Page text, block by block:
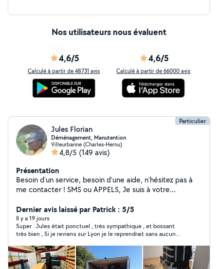
Nos utilisateurs nous évaluent
4,6/5
Calculé à partir de 48731 avis
4,6/5
Calculé à partir de 66000 avis
Particulier
Jules Florian
Déménagement, Manutention
Villeurbanne (Charles-Hernu)
4,8/5 (149 avis)
Présentation
Besoin d'un service, besoin d'une aide, n'hésitez pas à
me contacter ! SMS ou APPELS, Je suis à votre
Dernier avis laissé par Patrick : 5/5
Il y a 19 jours
Super . Jules était ponctuel , très sympathique , et bossant
très bien , Si je reviens sur Lyon je le reprendrait sans aucun
merci encore